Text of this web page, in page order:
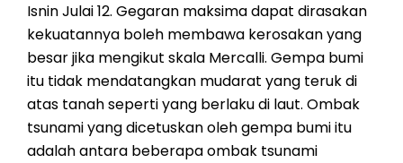
Isnin Julai 12. Gegaran maksima dapat dirasakan
kekuatannya boleh membawa kerosakan yang
besar jika mengikut skala Mercalli. Gempa bumi
itu tidak mendatangkan mudarat yang teruk di
atas tanah seperti yang berlaku di laut. Ombak
tsunami yang dicetuskan oleh gempa bumi itu
adalah antara beberapa ombak tsunami